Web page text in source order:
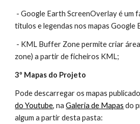
titulos e legendas nos mapas Google
zone) a partir de ficheiros KML;
3º Mapas do Projeto
Pode descarregar os mapas
do Youtube, na Galeria de Mapas do
algum a partir desta pasta: